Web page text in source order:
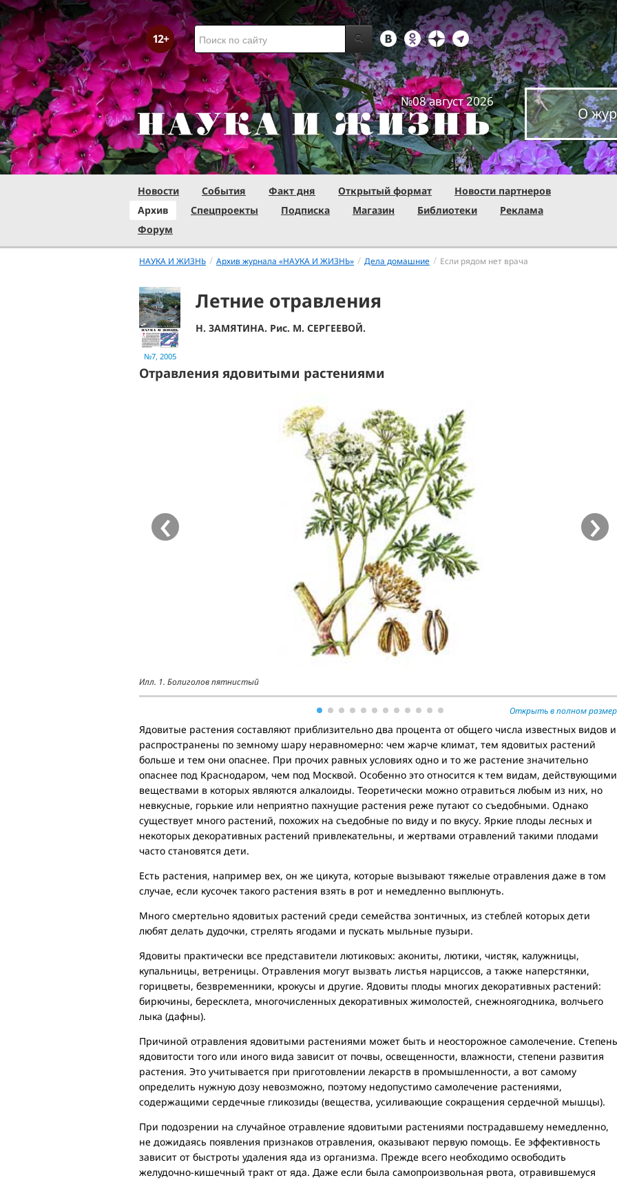
№08 август 2026
О
Новости События Факт дня Открытый формат
Новости партнеров
Архив
Спецпроекты Подписка Магазин Библиотеки
Реклама
Форум
НАУКА И ЖИЗНЬ / Архив журнала «НАУКА И ЖИЗНЬ» / Дела домашние / Если рядом нет врача
№7, 2005
Летние отравления
Н. ЗАМЯТИНА. Рис. М. СЕРГЕЕВОЙ.
Отравления ядовитыми растениями
Илл. 1. Болиголов пятнистый
‹ ›
Открыть в полном
Ядовитые растения составляют приблизительно два процента от общего числа известных видов и
распространены по земному шару неравномерно: чем жарче климат, тем ядовитых растений
больше и тем они опаснее. При прочих равных условиях одно и то же растение значительно
опаснее под Краснодаром, чем под Москвой. Особенно это относится к тем видам, действующими
веществами в которых являются алкалоиды. Теоретически можно отравиться любым из них, но
невкусные, горькие или неприятно пахнущие растения реже путают со съедобными. Однако
существует много растений, похожих на съедобные по виду и по вкусу. Яркие плоды лесных и
некоторых декоративных растений привлекательны, и жертвами отравлений такими плодами
часто становятся дети.
Есть растения, например вех, он же цикута, которые вызывают тяжелые отравления даже в том
случае, если кусочек такого растения взять в рот и немедленно выплюнуть.
Много смертельно ядовитых растений среди семейства зонтичных, из стеблей которых дети
любят делать дудочки, стрелять ягодами и пускать мыльные пузыри.
Ядовиты практически все представители лютиковых: акониты, лютики, чистяк, калужницы,
купальницы, ветреницы. Отравления могут вызвать листья нарциссов, а также наперстянки,
горицветы, безвременники, крокусы и другие. Ядовиты плоды многих декоративных растений:
бирючины, бересклета, многочисленных декоративных жимолостей, снежноягодника, волчьего
лыка (дафны).
Причиной отравления ядовитыми растениями может быть и неосторожное самолечение. Степень
ядовитости того или иного вида зависит от почвы, освещенности, влажности, степени развития
растения. Это учитывается при приготовлении лекарств в промышленности, а вот самому
определить нужную дозу невозможно, поэтому недопустимо самолечение растениями,
содержащими сердечные гликозиды (вещества, усиливающие сокращения сердечной мышцы).
При подозрении на случайное отравление ядовитыми растениями пострадавшему немедленно,
не дожидаясь появления признаков отравления, оказывают первую помощь. Ее эффективность
зависит от быстроты удаления яда из организма. Прежде всего необходимо освободить
желудочно-кишечный тракт от яда. Даже если была самопроизвольная рвота, отравившемуся